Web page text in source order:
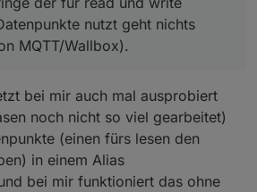
Flexible widget genommen. Als
slider. Min: 6 Max:11 Division: 5.
ich einen Slider mit dem ich die Wert
A setzten kann. Der Knopf auf dem
sondern Werte von 0 bis 11. Wäre
der Knopf den jeweiligen Wert
würde.
nutzt geht nichts
MQTT/Wallbox).
bei mir auch mal ausprobiert
noch nicht so viel gearbeitet)
(einen fürs lesen den
in einem Alias
bei mir funktioniert das ohne